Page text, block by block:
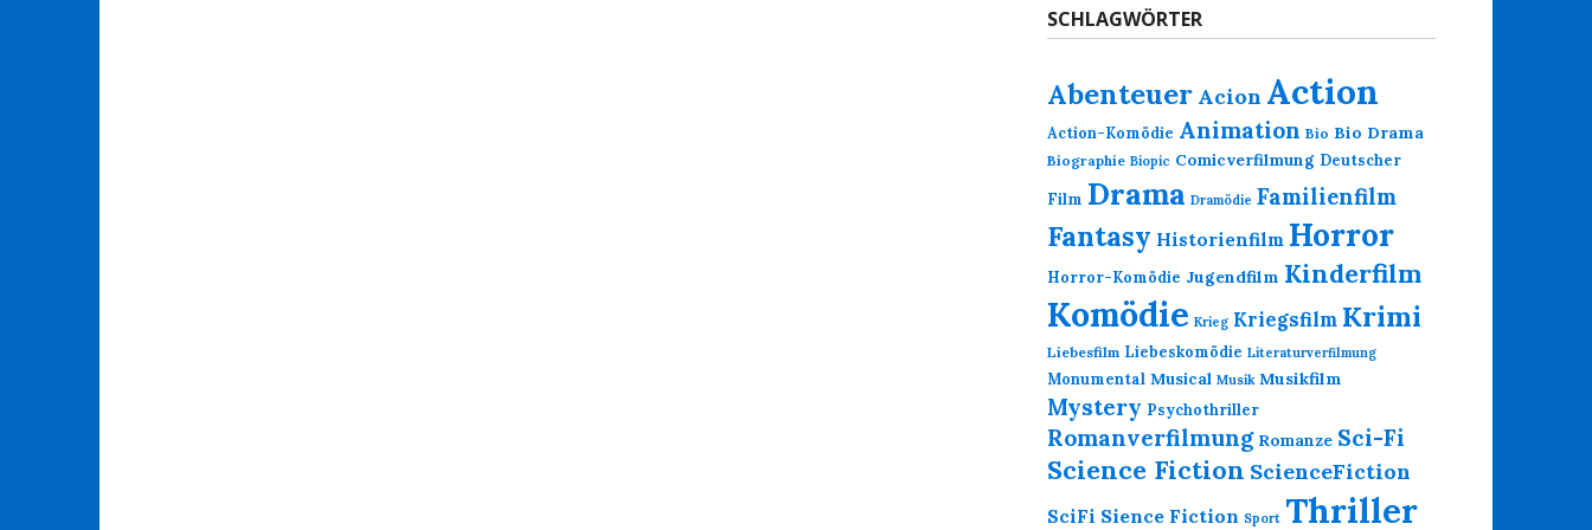
SCHLAGWÖRTER
Abenteuer Acion Action
Action-Komödie Animation Bio Bio Drama
Biographie Biopic Comicverfilmung Deutscher
Film Drama Dramödie Familienfilm
Fantasy Historienfilm Horror
Horror-Komödie Jugendfilm Kinderfilm
Komödie Krieg Kriegsfilm Krimi
Liebesfilm Liebeskomödie Literaturverfilmung
Monumental Musical Musik Musikfilm
Mystery Psychothriller
Romanverfilmung Romanze Sci-Fi
Science Fiction ScienceFiction
SciFi Sience Fiction Sport Thriller